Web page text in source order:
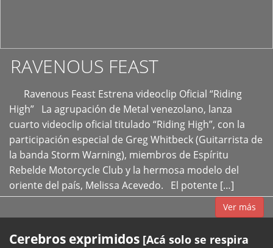
RAVENOUS FEAST
Ravenous Feast Estrena videoclip Oficial “Riding
High” La agrupación de Metal venezolano, lanza
cuarto videoclip oficial titulado “Riding High”, con la
participación especial de Greg Whitbeck (Guitarrista de
la banda Storm Warning), miembros de Espíritu
Rebelde Motorcycle Club y la hermosa modelo del
oriente del país, Melissa Acevedo. El potente […]
Ver más
Cerebros exprimidos [Acá solo se respira